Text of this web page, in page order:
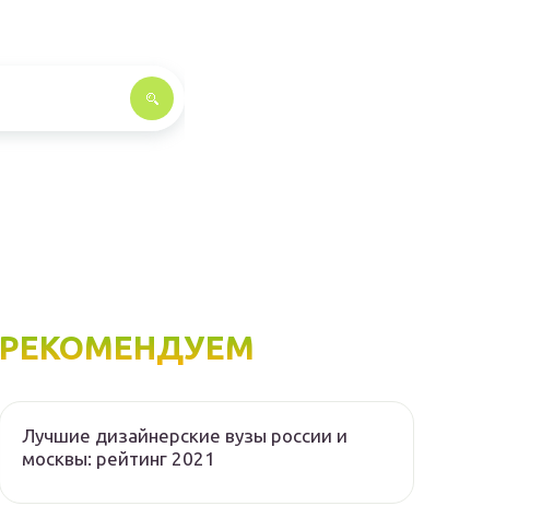
РЕКОМЕНДУЕМ
Лучшие дизайнерские вузы россии и
москвы: рейтинг 2021